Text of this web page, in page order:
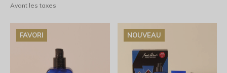
Avant les taxes
FAVORI NOUVEAU